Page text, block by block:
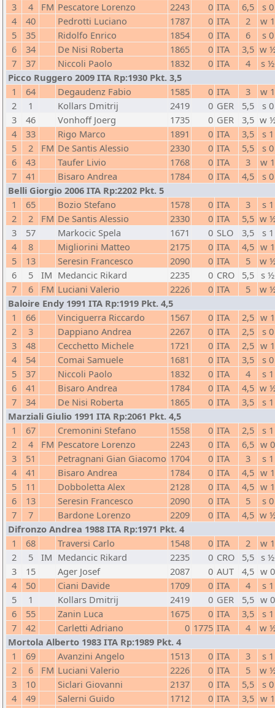
3
4 FM Pescatore Lorenzo 2243 0 ITA 6,5
s 0
4
40 Pedrotti Luciano 1787 0 ITA 2
w 1
5
35 Ridolfo Enrico 1854 0 ITA 6
s 0
6
34 De Nisi Roberta 1865 0 ITA 3,5 w
7
37 Niccoli Paolo 1832 0 ITA 4
s ½
Picco Ruggero 2009 ITA Rp:1930 Pkt. 3,5
1
64 Degaudenz Fabio 1585 0 ITA 3
w 1
2
1 Kollars Dmitrij 2419 0 GER 5,5
s 0
3
46 Vonhoff Joerg 1735 0 GER 3,5 w
4
33 Rigo Marco 1891 0 ITA 3,5
s 1
5
2 FM De Santis Alessio 2330 0 ITA 5,5
s 0
6
43 Taufer Livio 1768 0 ITA 3
w 1
7
41 Bisaro Andrea 1784 0 ITA 4,5
s 0
Belli Giorgio 2006 ITA Rp:2202 Pkt. 5
1
65 Bozio Stefano 1578 0 ITA 3
s 1
2
2 FM De Santis Alessio 2330 0 ITA 5,5 w
3
57 Markocic Spela 1671 0 SLO 3,5
s 1
4
8 Migliorini Matteo 2175 0 ITA 4,5 w 1
5
13 Seresin Francesco 2090 0 ITA 5
w
6
5 IM Medancic Rikard 2235 0 CRO 5,5 s ½
7
6 FM Luciani Valerio 2226 0 ITA 5
w
Baloire Endy 1991 ITA Rp:1919 Pkt. 4,5
1
66 Vinciguerra Riccardo 1567 0 ITA 2,5 w 1
2
3 Dappiano Andrea 2267 0 ITA 2,5
s 0
3
48 Cecchetto Michele 1721 0 ITA 2,5 w 1
4
54 Comai Samuele 1681 0 ITA 3,5
s 0
5
37 Niccoli Paolo 1832 0 ITA 4
s 1
6
41 Bisaro Andrea 1784 0 ITA 4,5 w
7
34 De Nisi Roberta 1865 0 ITA 3,5
s 1
Marziali Giulio 1991 ITA Rp:2061 Pkt. 4,5
1
67 Cremonini Stefano 1558 0 ITA 2,5
s 1
2
4 FM Pescatore Lorenzo 2243 0 ITA 6,5 w 0
3
51 Petragnani Gian Giacomo 1704 0 ITA 3
s 1
4
41 Bisaro Andrea 1784 0 ITA 4,5 w 1
5
11 Dobboletta Alex 2128 0 ITA 4,5 w 1
6
13 Seresin Francesco 2090 0 ITA 5
s 0
7
7 Bardone Lorenzo 2209 0 ITA 4,5 w
Difronzo Andrea 1988 ITA Rp:1971 Pkt. 4
1
68 Traversi Carlo 1548 0 ITA 2
w 1
2
5 IM Medancic Rikard 2235 0 CRO 5,5 s ½
3
15 Ager Josef 2087 0 AUT 4,5 w 0
4
50 Ciani Davide 1709 0 ITA 4
s 1
5
1 Kollars Dmitrij 2419 0 GER 5,5 w 0
6
55 Zanin Luca 1675 0 ITA 3,5
s 1
7
42 Carletti Adriano 0 1775 ITA 4
w
Mortola Alberto 1983 ITA Rp:1989 Pkt. 4
1
69 Avanzini Angelo 1513 0 ITA 3
s 1
2
6 FM Luciani Valerio 2226 0 ITA 5
w
3
10 Siclari Giovanni 2137 0 ITA 5,5
s 0
4
49 Salerni Guido 1712 0 ITA 3,5 w 1